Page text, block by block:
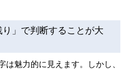
」で判断することが大
は魅力的に見えます。しかし、